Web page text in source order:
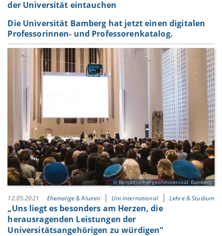
der Universität eintauchen
Die Universität Bamberg hat jetzt einen digitalen
Professorinnen- und Professorenkatalog.
Benjamin Herges/Universität Bamberg
12.05.2021 Ehemalige & Alumni Uni international Lehre & Studium
„Uns liegt es besonders am Herzen, die
herausragenden Leistungen der
Universitätsangehörigen zu würdigen“